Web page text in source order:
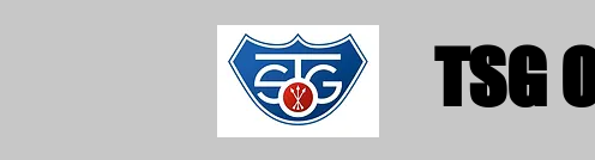
TSG